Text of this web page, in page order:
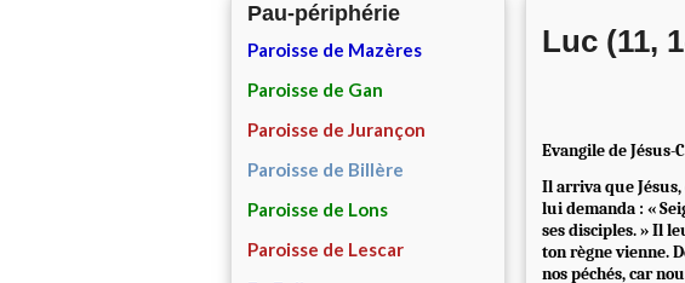
Pau-périphérie
Paroisse de Mazères
Paroisse de Gan
Paroisse de Jurançon
Paroisse de Billère
Paroisse de Lons
Paroisse de Lescar
Luc (11,
Evangile de Jésus-
Il arriva que
lui demanda : «
ses disciples. » Il
ton règne vienne.
nos péchés, car